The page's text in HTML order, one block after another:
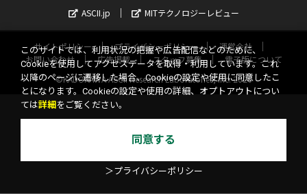
ASCII.jp
MITテクノロジーレビュー
サイトポリシー プライバシーポリシー
運営会社
お問い合わせ
広告掲載 スタッフ募集
電子版について
©KADOKAWA ASCII Research Laboratories, Inc. 2026
このサイトでは、利用状況の把握や広告配信などのために、
Cookieを使用してアクセスデータを取得・利用しています。これ
以降のページに遷移した場合、Cookieの設定や使用に同意したこ
とになります。Cookieの設定や使用の詳細、オプトアウトについ
ては詳細 をご覧ください。
同意する
＞プライバシーポリシー